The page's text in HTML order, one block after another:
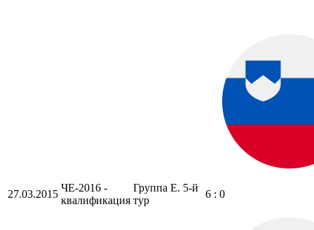
27.03.2015
ЧЕ-2016 -
квалификация
Группа E. 5-й
тур
6 : 0